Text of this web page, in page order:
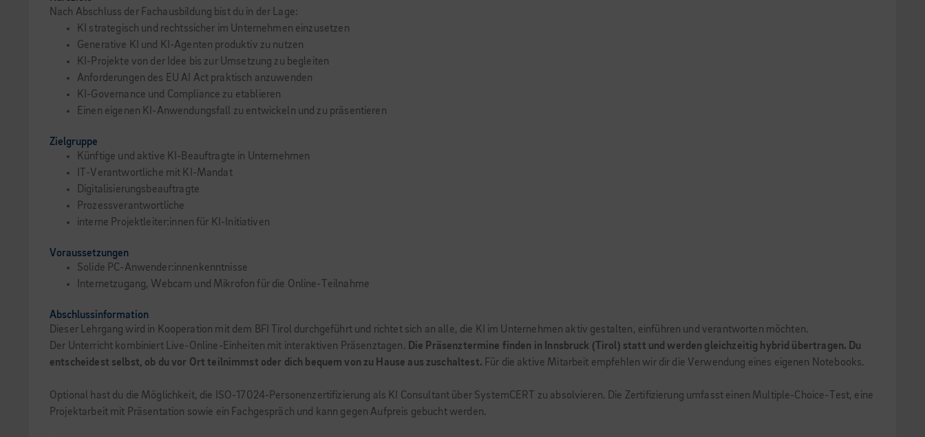
Nach Abschluss der Fachausbildung bist du in der Lage:
KI strategisch und rechtssicher im Unternehmen einzusetzen
Generative KI und KI-Agenten produktiv zu nutzen
KI-Projekte von der Idee bis zur Umsetzung zu begleiten
Anforderungen des EU AI Act praktisch anzuwenden
KI-Governance und Compliance zu etablieren
Einen eigenen KI-Anwendungsfall zu entwickeln und zu präsentieren
Zielgruppe
Künftige und aktive KI-Beauftragte in Unternehmen
IT-Verantwortliche mit KI-Mandat
Digitalisierungsbeauftragte
Prozessverantwortliche
interne Projektleiter:innen für KI-Initiativen
Voraussetzungen
Solide PC-Anwender:innenkenntnisse
Internetzugang, Webcam und Mikrofon für die Online-Teilnahme
Abschlussinformation
Dieser Lehrgang wird in Kooperation mit dem BFI Tirol durchgeführt und richtet sich an alle, die KI im Unternehmen aktiv gestalten, einführen und verantworten möchten.
Der Unterricht kombiniert Live-Online-Einheiten mit interaktiven Präsenztagen. Die Präsenztermine finden in Innsbruck (Tirol) statt und werden gleichzeitig hybrid übertragen. Du
entscheidest selbst, ob du vor Ort teilnimmst oder dich bequem von zu Hause aus zuschaltest. Für die aktive Mitarbeit empfehlen wir dir die Verwendung eines eigenen Notebooks.
Optional hast du die Möglichkeit, die ISO-17024-Personenzertifizierung als KI Consultant über SystemCERT zu absolvieren. Die Zertifizierung umfasst einen Multiple-Choice-Test, eine
Projektarbeit mit Präsentation sowie ein Fachgespräch und kann gegen Aufpreis gebucht werden.